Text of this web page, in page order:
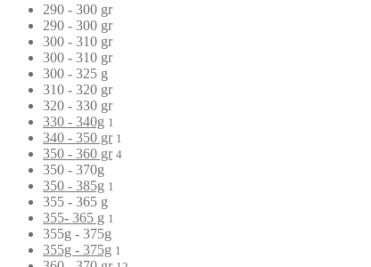
290 - 300 gr
290 - 300 gr
300 - 310 gr
300 - 310 gr
300 - 325 g
310 - 320 gr
320 - 330 gr
330 - 340g 1
340 - 350 gr 1
350 - 360 gr 4
350 - 370g
350 - 385g 1
355 - 365 g
355- 365 g 1
355g - 375g
355g - 375g 1